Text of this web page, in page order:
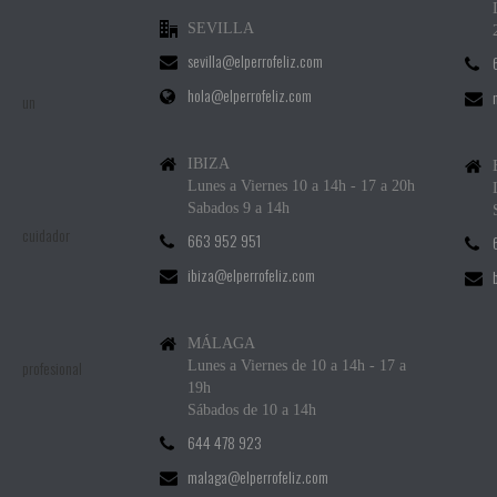
SEVILLA
sevilla@elperrofeliz.com
hola@elperrofeliz.com
IBIZA
Lunes a Viernes 10 a 14h - 17 a 20h
Sabados 9 a 14h
663 952 951
ibiza@elperrofeliz.com
MÁLAGA
Lunes a Viernes de 10 a 14h - 17 a
19h
Sábados de 10 a 14h
644 478 923
malaga@elperrofeliz.com